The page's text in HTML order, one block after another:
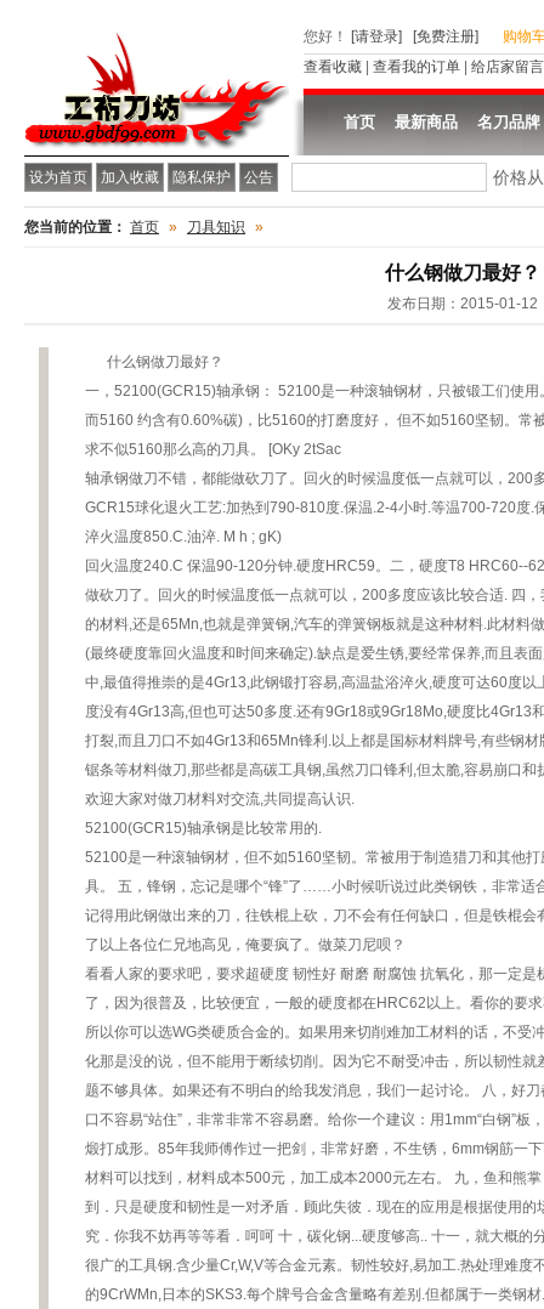
设为首页 加入收藏 隐私保护 公告
您好 ！ [请登录] [免费注册]
购物
查看收藏
查看我的订单 给店家留言
首页 最新商品 名刀品牌
价格
您当前的位置： 首页 » 刀具知识 »
什么钢做刀最好？
发布日期：2015-01-12
什么钢做刀最好？
一，52100(GCR15)轴承钢： 52100是一种滚轴钢材，只被锻工们使
而5160 约含有0.60%碳)，比5160的打磨度好， 但不如5160坚韧。常
求不似5160那么高的刀具。 [OKy 2tSac
轴承钢做刀不错，都能做砍刀了。回火的时候温度低一点就可以，200
GCR15球化退火工艺:加热到790-810度.保温.2-4小时.等温700-720度.
淬火温度850.C.油淬. M h ; gK)
回火温度240.C 保温90-120分钟.硬度HRC59。二，硬度T8 HRC60--
做砍刀了。回火的时候温度低一点就可以，200多度应该比较合适. 四
的材料,还是65Mn,也就是弹簧钢,汽车的弹簧钢板就是这种材料.此材料
(最终硬度靠回火温度和时间来确定).缺点是爱生锈,要经常保养,而且表
中,最值得推崇的是4Gr13,此钢锻打容易,高温盐浴淬火,硬度可达60度
度没有4Gr13高,但也可达50多度.还有9Gr18或9Gr18Mo,硬度比4Gr13
打裂,而且刀口不如4Gr13和65Mn锋利.以上都是国标材料牌号,有些钢
锯条等材料做刀,那些都是高碳工具钢,虽然刀口锋利,但太脆,容易崩口
欢迎大家对做刀材料对交流,共同提高认识.
52100(GCR15)轴承钢是比较常用的.
52100是一种滚轴钢材，但不如5160坚韧。常被用于制造猎刀和其他
具。 五，锋钢，忘记是哪个“锋”了……小时候听说过此类钢铁，非常适
记得用此钢做出来的刀，往铁棍上砍，刀不会有任何缺口，但是铁棍
了以上各位仁兄地高见，俺要疯了。做菜刀尼呗？
看看人家的要求吧，要求超硬度 韧性好 耐磨 耐腐蚀 抗氧化，那一定
了，因为很普及，比较便宜，一般的硬度都在HRC62以上。看你的要
所以你可以选WG类硬质合金的。如果用来切削难加工材料的话，不受
化那是没的说，但不能用于断续切削。因为它不耐受冲击，所以韧性
题不够具体。如果还有不明白的给我发消息，我们一起讨论。 八，好
口不容易“站住”，非常非常不容易磨。给你一个建议：用1mm“白钢”
煅打成形。85年我师傅作过一把剑，非常好磨，不生锈，6mm钢筋一
材料可以找到，材料成本500元，加工成本2000元左右。 九，鱼和熊
到．只是硬度和韧性是一对矛盾．顾此失彼．现在的应用是根据使用
究．你我不妨再等等看．呵呵 十，碳化钢...硬度够高.. 十一，就大概的
很广的工具钢.含少量Cr,W,V等合金元素。韧性较好,易加工.热处理难
的9CrWMn,日本的SKS3.每个牌号合金含量略有差别.但都属于一类钢